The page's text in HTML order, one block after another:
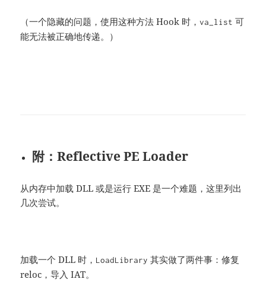
（一个隐藏的问题，使用这种方法 Hook 时，va_list 可
能无法被正确地传递。）
附：Reflective PE Loader
从内存中加载 DLL 或是运行 EXE 是一个难题，这里列出
几次尝试。
加载一个 DLL 时， LoadLibrary 其实做了两件事：修复
reloc，导入 IAT。